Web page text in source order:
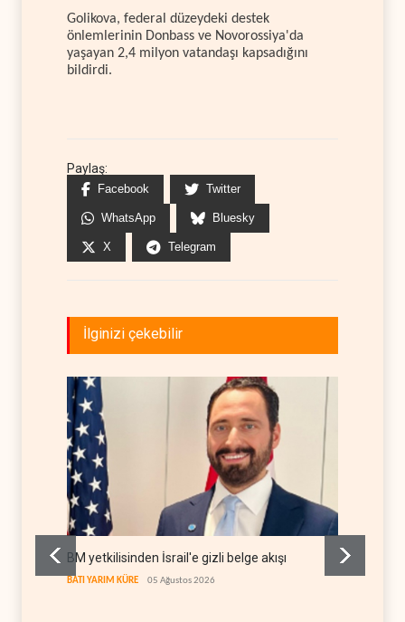
Golikova, federal düzeydeki destek
önlemlerinin Donbass ve Novorossiya'da
yaşayan 2,4 milyon vatandaşı kapsadığını
bildirdi.
Paylaş:
Facebook Twitter
WhatsApp Bluesky
X Telegram
İlginizi çekebilir
BM yetkilisinden İsrail'e gizli belge akışı
BATI YARIM KÜRE 05 Ağustos 2026